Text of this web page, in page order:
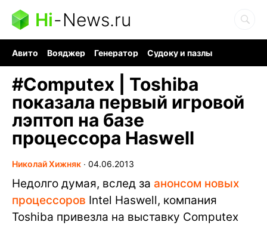
Hi-News.ru
Авито Вояджер Генератор
Судоку и пазлы
#Computex | Toshiba
показала первый игровой
лэптоп на базе
процессора Haswell
Николай Хижняк ∙ 04.06.2013
Недолго думая, вслед за анонсом новых
процессоров Intel Haswell, компания
Toshiba привезла на выставку Computex